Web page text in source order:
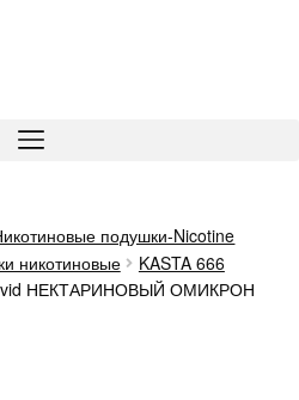
подушки-Nicotine
никотиновые
KASTA 666
НЕКТАРИНОВЫЙ ОМИКРОН